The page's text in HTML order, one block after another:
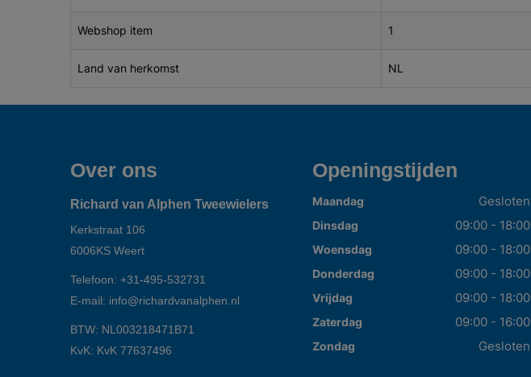
Webshop item 1
Land van herkomst NL
Over ons
Richard van Alphen Tweewielers
Kerkstraat 106
6006KS Weert
Telefoon: +31-495-532731
E-mail: info@richardvanalphen.nl
BTW: NL003218471B71
KvK: KvK 77637496
Openingstijden
Maandag Gesloten
Dinsdag 09:00 - 18:00
Woensdag 09:00 - 18:00
Donderdag 09:00 - 18:00
Vrijdag 09:00 - 18:00
Zaterdag 09:00 - 16:00
Zondag Gesloten